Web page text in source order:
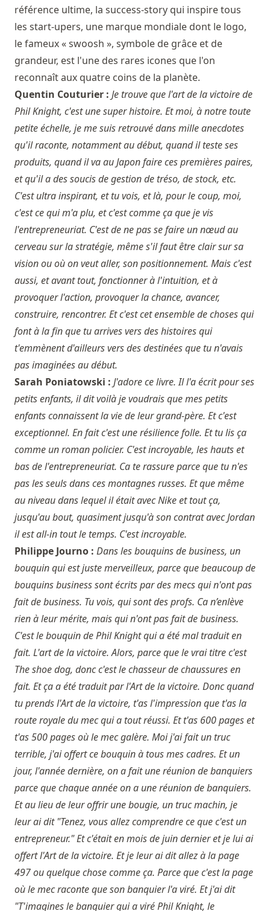
référence ultime, la success-story qui inspire tous
les start-upers, une marque mondiale dont le logo,
le fameux « swoosh », symbole de grâce et de
grandeur, est l'une des rares icones que l'on
reconnaît aux quatre coins de la planète.
Quentin Couturier : Je trouve que l'art de la victoire de
Phil Knight, c'est une super histoire. Et moi, à notre toute
petite échelle, je me suis retrouvé dans mille anecdotes
qu'il raconte, notamment au début, quand il teste ses
produits, quand il va au Japon faire ces premières paires,
et qu'il a des soucis de gestion de tréso, de stock, etc.
C'est ultra inspirant, et tu vois, et là, pour le coup, moi,
c'est ce qui m'a plu, et c'est comme ça que je vis
l'entrepreneuriat. C'est de ne pas se faire un nœud au
cerveau sur la stratégie, même s'il faut être clair sur sa
vision ou où on veut aller, son positionnement. Mais c'est
aussi, et avant tout, fonctionner à l'intuition, et à
provoquer l'action, provoquer la chance, avancer,
construire, rencontrer. Et c'est cet ensemble de choses qui
font à la fin que tu arrives vers des histoires qui
t'emmènent d'ailleurs vers des destinées que tu n'avais
pas imaginées au début.
Sarah Poniatowski : J'adore ce livre. Il l'a écrit pour ses
petits enfants, il dit voilà je voudrais que mes petits
enfants connaissent la vie de leur grand-père. Et c'est
exceptionnel. En fait c'est une résilience folle. Et tu lis ça
comme un roman policier. C'est incroyable, les hauts et
bas de l'entrepreneuriat. Ca te rassure parce que tu n'es
pas les seuls dans ces montagnes russes. Et que même
au niveau dans lequel il était avec Nike et tout ça,
jusqu'au bout, quasiment jusqu'à son contrat avec Jordan
il est all-in tout le temps. C'est incroyable.
Philippe Journo : Dans les bouquins de business, un
bouquin qui est juste merveilleux, parce que beaucoup de
bouquins business sont écrits par des mecs qui n'ont pas
fait de business. Tu vois, qui sont des profs. Ca n’enlève
rien à leur mérite, mais qui n'ont pas fait de business.
C'est le bouquin de Phil Knight qui a été mal traduit en
fait. L'art de la victoire. Alors, parce que le vrai titre c'est
The shoe dog, donc c'est le chasseur de chaussures en
fait. Et ça a été traduit par l'Art de la victoire. Donc quand
tu prends l'Art de la victoire, t'as l'impression que t'as la
route royale du mec qui a tout réussi. Et t'as 600 pages et
t'as 500 pages où le mec galère. Moi j'ai fait un truc
terrible, j'ai offert ce bouquin à tous mes cadres. Et un
jour, l'année dernière, on a fait une réunion de banquiers
parce que chaque année on a une réunion de banquiers.
Et au lieu de leur offrir une bougie, un truc machin, je
leur ai dit "Tenez, vous allez comprendre ce que c'est un
entrepreneur." Et c'était en mois de juin dernier et je lui ai
offert l'Art de la victoire. Et je leur ai dit allez à la page
497 ou quelque chose comme ça. Parce que c'est la page
où le mec raconte que son banquier l'a viré. Et j'ai dit
"T'imagines le banquier qui a viré Phil Knight, le